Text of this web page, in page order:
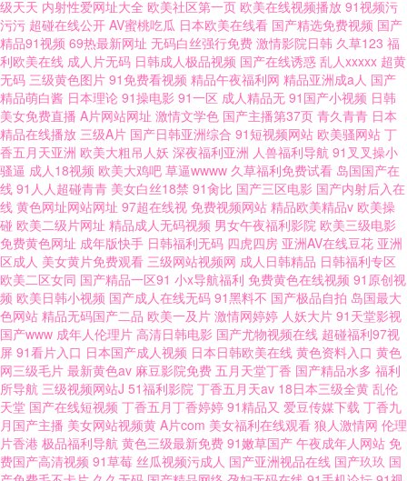
堂 全国未成年人第一门户 bt搜索网页 殴美性生话 97高清影视 欧美乱偷在线
91操鸡 免费播放器
级天天 内射性爱网址大全 欧美社区第一页 欧美在线视频播放 91视频污
污污 超碰在线公开 AV蜜桃吃瓜 日本欧美在线看 国产精选免费视频 国产
精品91视频 69热最新网址 无码白丝强行免费 激情影院日韩 久草123 福
利欧美在线 成人片无码 日韩成人极品视频 国产在线诱惑 乱人xxxxx 超黄
无码 三级黄色图片 91免费看视频 精品午夜福利网 精品亚洲成a人 国产
精品萌白酱 日本理论 91操电影 91一区 成人精品无 91国产小视频 日韩
美女免费直播 A片网站网址 激情文学色 国产主播第37页 青久青青 日本
精品在线播放 三级A片 国产日韩亚洲综合 91短视频网站 欧美骚网站 丁
香五月天亚洲 欧美大粗吊人妖 深夜福利亚洲 人兽福利导航 91叉叉操小
骚逼 成人18视频 欧美大鸡吧 草逼wwww 久草福利免费试看 岛国国产在
线 91人人超碰青青 美女白丝18禁 91肏比 国产三区电影 国产内射后入在
线 黄色网址网站网址 97超在线视 免费视频网站 精品欧美精品v 欧美操
碰 欧美二级片网址 精品成人无码视频 男女午夜福利影院 欧美三级电影
免费黄色网址 成年版快手 日韩福利无码 四虎四房 亚洲AV在线豆花 亚洲
区成人 美女黄片免费观看 三级网站视频网 成人日韩精品 日韩福利专区
欧美二区女同 国产精品一区91 小x导航福利 免费黄色在线视频 91原创视
频 欧美日韩小视频 国产成人在线无码 91黑料不 国产极品自拍 岛国最大
色网站 精品无码国产二品 欧美一及片 激情网婷婷 人妖大片 91天堂影视
国产www 成年人伦理片 高清日韩电影 国产尤物视频在线 超碰福利97视
屏 91看片入口 日本国产成人视频 日本日韩欧美在线 黄色资料入口 黄色
网三级毛片 最新黄色av 麻豆影院免费 五月天堂丁香 国产精品水多 福利
所导航 三级视频网站J 51福利影院 丁香五月天av 18日本三级全黄 乱伦
天堂 国产在线短视频 丁香五月丁香婷婷 91精品又 爱豆传媒下载 丁香九
月国产主播 美女网站视频黄 A片com 美女福利在线观看 狼人激情网 伦理
片香港 极品福利导航 黄色三级最新免费 91嫩草国产 午夜成年人网站 免
费国产高清视频 91草莓 丝瓜视频污成人 国产亚洲视品在线 国产玖玖 国